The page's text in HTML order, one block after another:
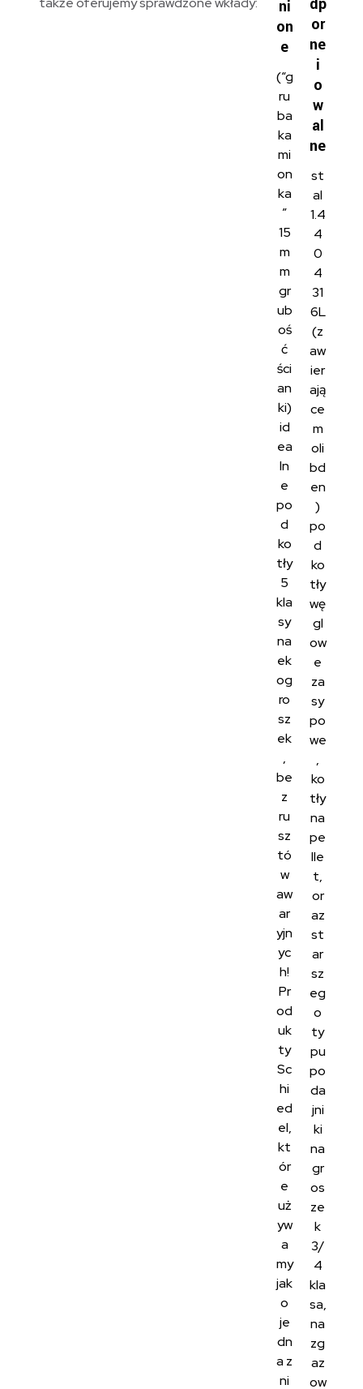
ni
on
e
(“g
ru
ba
ka
mi
on
ka
”
15
m
m
gr
ub
oś
ć
ści
an
ki)
id
ea
ln
e
po
d
ko
tły
5
kla
sy
na
ek
og
ro
sz
ek
,
be
z
ru
sz
tó
w
aw
ar
yjn
yc
h!
Pr
od
uk
ty
Sc
hi
ed
el,
kt
ór
e
uż
yw
a
my
jak
o
je
dn
a z
ni
dp
or
ne
i
o
w
al
ne
st
al
1.4
4
0
4
31
6L
(z
aw
ier
ają
ce
m
oli
bd
en
)
po
d
ko
tły
wę
gl
ow
e
za
sy
po
we
,
ko
tły
na
pe
lle
t,
or
az
st
ar
sz
eg
o
ty
pu
po
da
jni
ki
na
gr
os
ze
k
3/
4
kla
sa,
na
zg
az
ow